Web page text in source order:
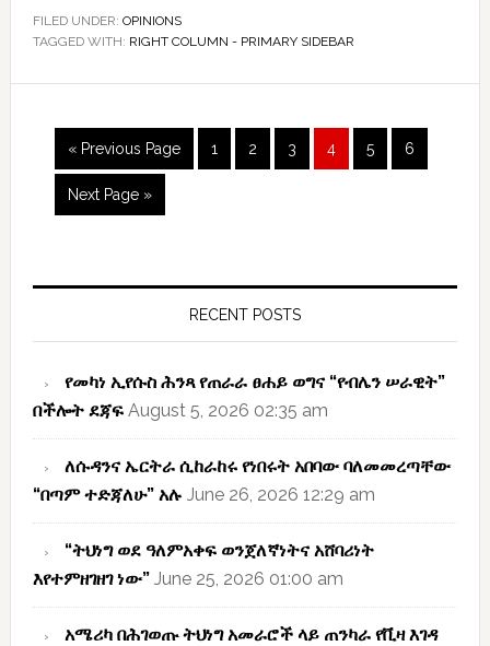
the
Rights
Women
(CREW)
FILED UNDER: OPINIONS
TAGGED WITH: RIGHT COLUMN - PRIMARY SIDEBAR
« Previous Page Page
1 Page
2 Page
3 Page
4 Page
5 Page
6
Next Page »
RECENT POSTS
የመካነ ኢየሱስ ሕንጻ የጠራራ ፀሐይ ወግና “የብሌን ሠራዊት”
በችሎት ደጃፍ August 5, 2026 02:35 am
ለሱዳንና ኤርትራ ሲከራከሩ የነበሩት አበባው ባለመመረጣቸው
“በጣም ተድጃለሁ” አሉ June 26, 2026 12:29 am
“ትህነግ ወደ ዓለምአቀፍ ወንጀለኛነትና አሸባሪነት
እየተምዘገዘገ ነው” June 25, 2026 01:00 am
አሜሪካ በሕገወጡ ትህነግ አመራሮች ላይ ጠንካራ የቪዛ እገዳ